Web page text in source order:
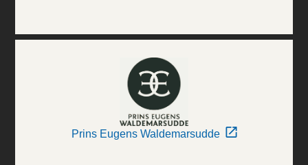
Prins Eugens Waldemarsudde